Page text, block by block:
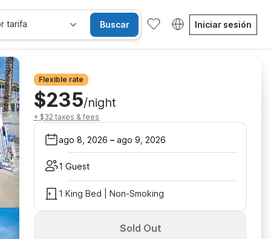
tarifa Buscar Iniciar sesión
Flexible rate
$235/night
+ $32 taxes & fees
ago 8, 2026 – ago 9, 2026
1 Guest
1 King Bed | Non-Smoking
Sold Out